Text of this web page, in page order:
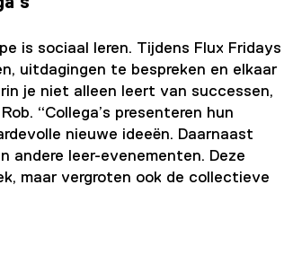
is sociaal leren. Tijdens Flux Fridays
uitdagingen te bespreken en elkaar
je niet alleen leert van successen,
“Collega’s presenteren hun
nieuwe ideeën. Daarnaast
andere leer-evenementen. Deze
maar vergroten ook de collectieve